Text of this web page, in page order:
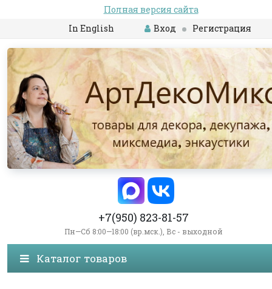
Полная версия сайта
In English
Вход Регистрация
+7(950) 823-81-57
Пн—Сб 8:00—18:00 (вр.мск.), Вс - выходной
Каталог товаров